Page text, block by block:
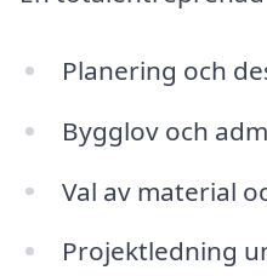
Planering och
Bygglov och
Val av material
Projektledning